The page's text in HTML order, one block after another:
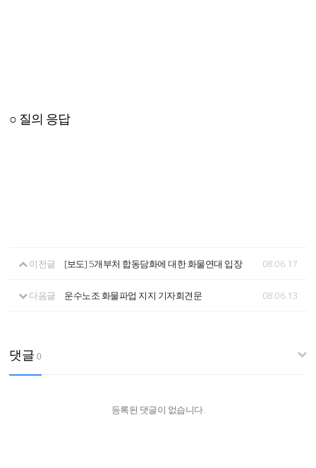
○ 질의 응답
이전글 [보도] 5개부처 합동담화에 대한 화물연대 입장 08.06.17
다음글 운수노조 화물파업 지지 기자회견문 08.06.13
댓글 0
등록된 댓글이 없습니다.